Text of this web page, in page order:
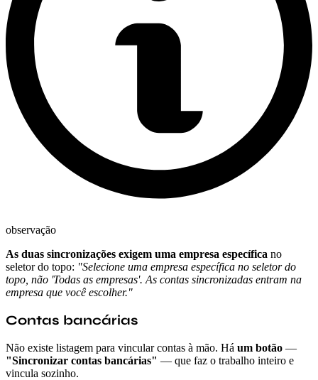
observação
As duas sincronizações exigem uma empresa específica no
seletor do topo: "Selecione uma empresa específica no seletor do
topo, não 'Todas as empresas'. As contas sincronizadas entram na
empresa que você escolher."
Contas bancárias
Não existe listagem para vincular contas à mão. Há um botão —
"Sincronizar contas bancárias" — que faz o trabalho inteiro e
vincula sozinho.